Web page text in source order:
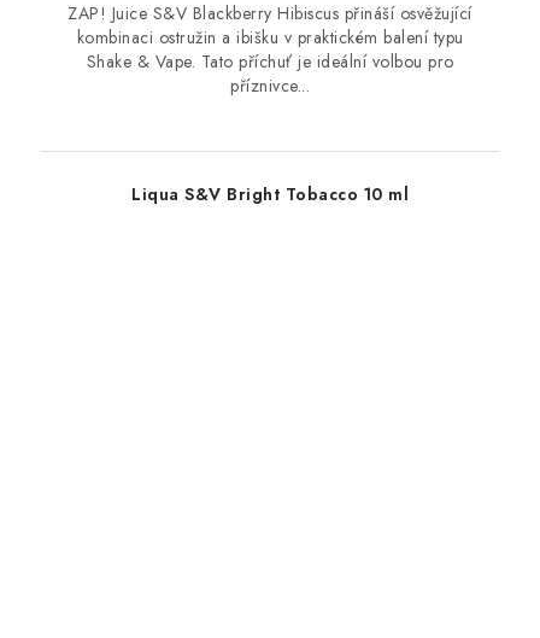
ZAP! Juice S&V Blackberry Hibiscus přináší osvěžující
kombinaci ostružin a ibišku v praktickém balení typu
Shake & Vape. Tato příchuť je ideální volbou pro
příznivce...
Liqua S&V Bright Tobacco 10 ml